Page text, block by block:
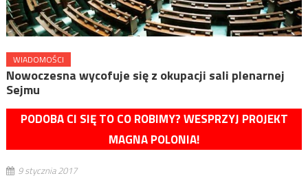
WIADOMOŚCI
Nowoczesna wycofuje się z okupacji sali plenarnej
Sejmu
PODOBA CI SIĘ TO CO ROBIMY? WESPRZYJ PROJEKT
MAGNA POLONIA!
9 stycznia 2017